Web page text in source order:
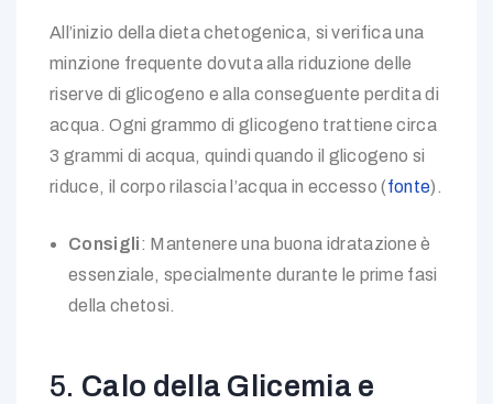
All’inizio della dieta chetogenica, si verifica una
minzione frequente dovuta alla riduzione delle
riserve di glicogeno e alla conseguente perdita di
acqua. Ogni grammo di glicogeno trattiene circa
3 grammi di acqua, quindi quando il glicogeno si
riduce, il corpo rilascia l’acqua in eccesso (fonte).
Consigli: Mantenere una buona idratazione è
essenziale, specialmente durante le prime fasi
della chetosi.
5. Calo della Glicemia e